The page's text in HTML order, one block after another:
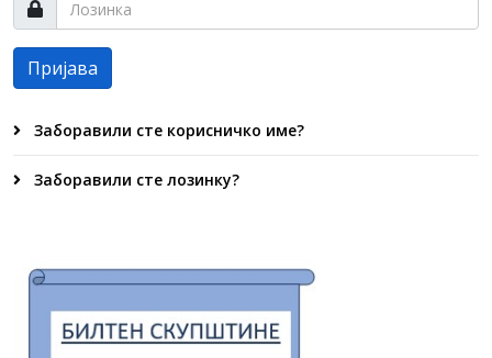
Пријава
Заборавили сте корисничко име?
Заборавили сте лозинку?